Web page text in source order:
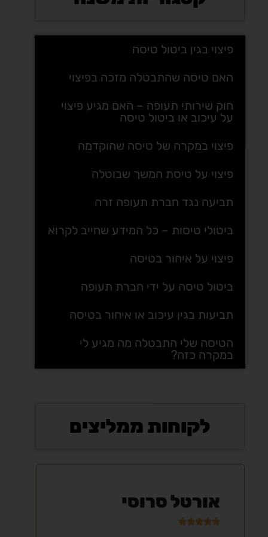
פיצוי בגין ביטול טיסה
האם טיסה שהתבטלה מזכה בפיצוי
חוק שירותי תעופה – האם מגיע פיצוי
על עיכוב או ביטול טיסה
פיצוי במקרה של טיסה שהוקדמה
פיצוי על טיסת המשך שבוטלה
תביעה נגד חברת תעופה זרה
ביטולי טיסות – כל המידע שחייב לקרוא
פיצוי על איחור בטיסה
ביטול טיסה על ידי חברת תעופה
תביעות בגין עיכוב או איחור בטיסה
הטיסה שלי התבטלה מה מגיע לי
במקרה כזה?
לקוחות ממליצים
אורטל סרוסי




